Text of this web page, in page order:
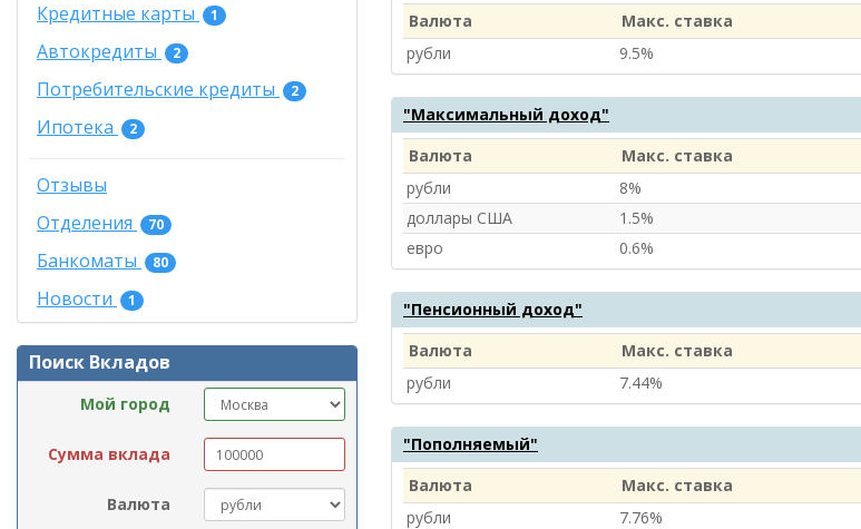
Кредитные карты 1
Автокредиты 2
Потребительские кредиты 2
Ипотека 2
Отзывы
Отделения
70
Банкоматы 80
Новости 1
Поиск Вкладов
Мой город
Сумма вклада
Валюта
Валюта
Макс. ставка
рубли
9.5%
"Максимальный доход"
Валюта
Макс. ставка
рубли
8%
доллары США 1.5%
евро 0.6%
"Пенсионный доход"
Валюта
Макс. ставка
рубли
7.44%
"Пополняемый"
Валюта
Макс. ставка
рубли
7.76%